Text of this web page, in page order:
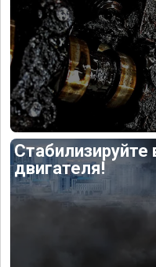
Стабилизируйте
двигателя!